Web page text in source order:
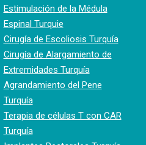
Estimulación de la Médula
Espinal Turquie
Cirugía de Escoliosis Turquía
Cirugía de Alargamiento de
Extremidades Turquía
Agrandamiento del Pene
Turquía
Terapia de células T con CAR
Turquía